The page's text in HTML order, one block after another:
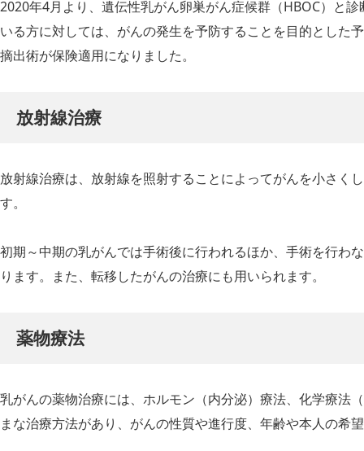
2020年4月より、遺伝性乳がん卵巣がん症候群（HBOC）と
いる方に対しては、がんの発生を予防することを目的とした
摘出術が保険適用になりました。
放射線治療
放射線治療は、放射線を照射することによってがんを小さく
す。
初期～中期の乳がんでは手術後に行われるほか、手術を行わ
ります。また、転移したがんの治療にも用いられます。
薬物療法
乳がんの薬物治療には、ホルモン（内分泌）療法、化学療法
まな治療方法があり、がんの性質や進行度、年齢や本人の希